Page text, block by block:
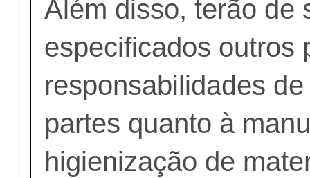
Além disso, terão de
especificados outros
responsabilidades
partes quanto à
higienização de